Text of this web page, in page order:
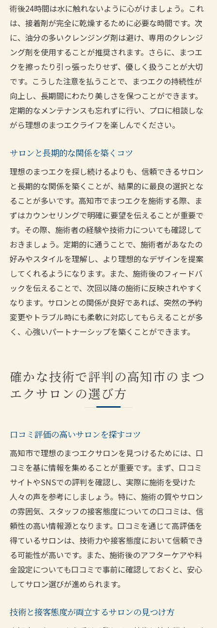
術後24時間は水に触れないように心がけましょう。これ
は、接着剤が完全に乾燥するために必要な時間です。次
に、油分の多いクレンジング剤は避け、専用のクレンジ
ング剤を使用することが推奨されます。さらに、まつエ
クを擦ったり引っ張ったりせず、優しく扱うことが大切
です。こうした注意を払うことで、まつエクの持続性が
向上し、長期間にわたり美しさを保つことができます。
定期的なメンテナンスも忘れずに行い、プロに相談しな
がら理想のまつエクライフを楽しんでください。
サロンと長期的な関係を築くコツ
理想のまつエクを探し続けるよりも、信頼できるサロン
と長期的な関係を築くことが、結果的に最良の選択とな
ることが多いです。高知市でまつエクを施術する際、ま
ずはカウンセリングで明確に要望を伝えることが重要で
す。その際、施術者の経験や技術力についても確認して
おきましょう。定期的に通うことで、施術者があなたの
好みやスタイルを理解し、より理想的なデザインを提案
してくれるようになります。また、施術後のフィードバ
ックを伝えることで、次回以降の施術に反映されやすく
なります。サロンとの関係が良好であれば、突然の予約
変更やトラブル時にも柔軟に対応してもらえることが多
く、心強いパートナーシップを築くことができます。
確かな技術で評判の高知市のまつ
エクサロンの選び方
口コミ評価の高いサロンを探すコツ
高知市で理想のまつエクサロンを見つけるためには、口
コミを基に情報を集めることが重要です。まず、口コミ
サイトやSNSでの評判を確認し、実際に施術を受けた
人々の声を参考にしましょう。特に、施術の質やサロン
の雰囲気、スタッフの接客態度についての口コミは、信
頼性の高い情報源となります。口コミを通じて高評価を
得ているサロンは、技術力や接客態度において信頼でき
る可能性が高いです。また、施術後のアフターケアや料
金設定についても口コミで事前に確認しておくと、安心
してサロン選びが進められます。
技術と接客態度が両立するサロンの見つけ方